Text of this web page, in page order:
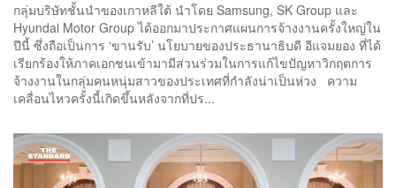
กลุ่มบริษัทชั้นนำของเกาหลีใต้ นำโดย Samsung, SK Group และ
Hyundai Motor Group ได้ออกมาประกาศแผนการจ้างงานครั้งใหญ่ใน
ปีนี้ ซึ่งถือเป็นการ ‘ขานรับ’ นโยบายของประธานาธิบดี อีแจมยอง ที่ได้
เรียกร้องให้ภาคเอกชนเข้ามามีส่วนร่วมในการแก้ไขปัญหาวิกฤตการ
จ้างงานในกลุ่มคนหนุ่มสาวของประเทศที่กำลังน่าเป็นห่วง ความ
เคลื่อนไหวครั้งนี้เกิดขึ้นหลังจากที่ปร...